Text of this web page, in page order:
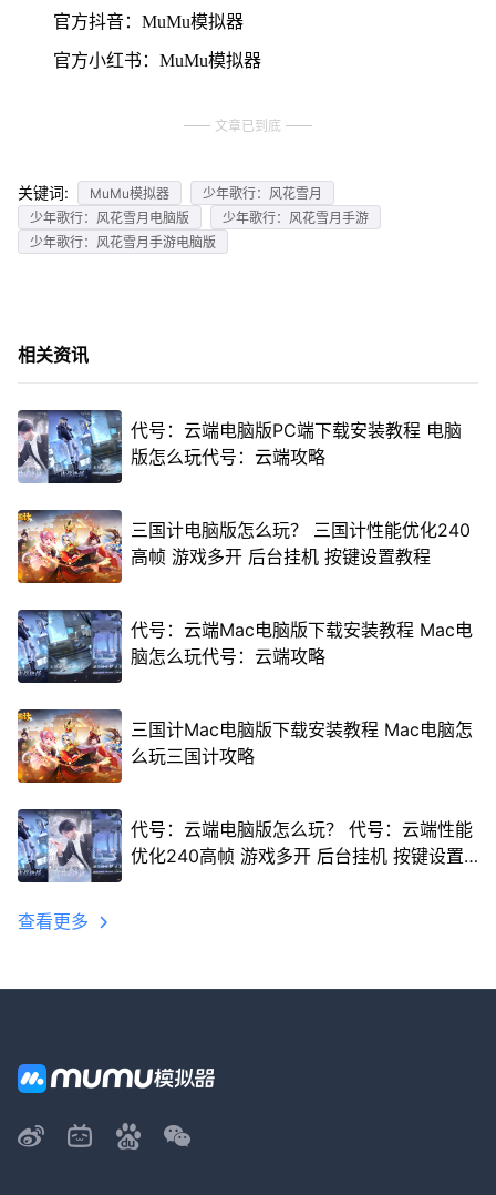
官方抖音：MuMu模拟器
官方小红书：MuMu模拟器
文章已到底
关键词: MuMu模拟器
少年歌行：风花雪月
少年歌行：风花雪月电脑版
少年歌行：风花雪月手游
少年歌行：风花雪月手游电脑版
相关资讯
代号：云端电脑版PC端下载安装教程 电脑
版怎么玩代号：云端攻略
三国计电脑版怎么玩？ 三国计性能优化240
高帧 游戏多开 后台挂机 按键设置教程
代号：云端Mac电脑版下载安装教程 Mac电
脑怎么玩代号：云端攻略
三国计Mac电脑版下载安装教程 Mac电脑怎
么玩三国计攻略
代号：云端电脑版怎么玩？ 代号：云端性能
优化240高帧 游戏多开 后台挂机 按键设置
查看更多